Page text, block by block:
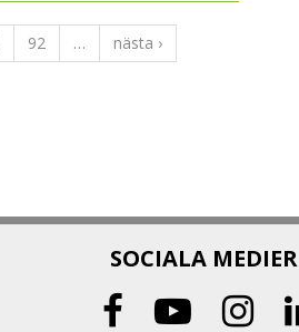
92 …
nästa ›
SOCIALA MEDIER